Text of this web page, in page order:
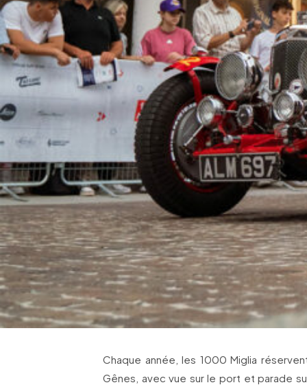
Chaque année, les 1000 Miglia
Gênes, avec vue sur le port et parade